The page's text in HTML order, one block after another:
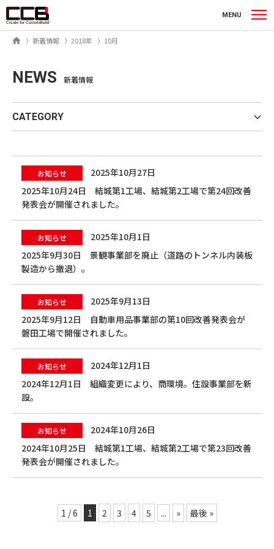
MENU
ホーム新着情報 2018年 10月
NEWS 新着情報
CATEGORY
お知らせ
2025年10月27日
2025年10月24日 結城第1工場、結城第2工場で第24回改善
発表会が開催されました。
お知らせ
2025年10月1日
2025年9月30日 景観事業部を廃止（道路のトンネル内装板
製造から撤退）。
お知らせ
2025年9月13日
2025年9月12日 自動車用品事業部の第10回改善発表会が
磐田工場で開催されました。
お知らせ
2024年12月1日
2024年12月1日 組織変更により、商環境。住設事業部を新
設。
お知らせ
2024年10月26日
2024年10月25日 結城第1工場、結城第2工場で第23回改善
発表会が開催されました。
1 / 6 1 2 3 4 5 ... » 最後 »